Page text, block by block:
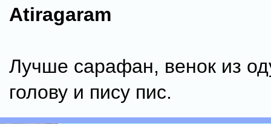
Atiragaram
Лучше сарафан, венок из
голову и пису пис.